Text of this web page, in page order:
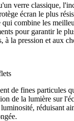
verre classique,
écran le plus
combine les
pour garantir le
à la pression et aux
de fines particules
de la lumière sur
réduisant